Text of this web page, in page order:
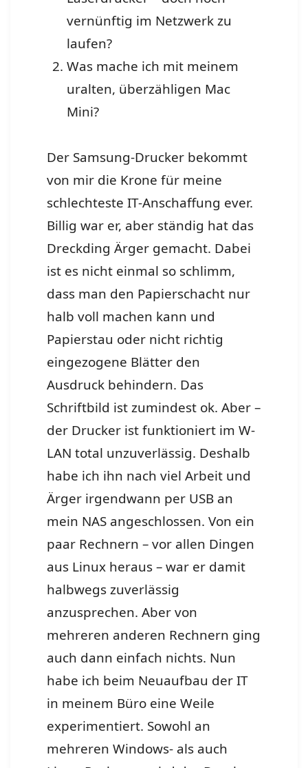
vernünftig im Netzwerk zu
laufen?
Was mache ich mit meinem
uralten, überzähligen Mac
Mini?
Der Samsung-Drucker bekommt
von mir die Krone für meine
schlechteste IT-Anschaffung ever.
Billig war er, aber ständig hat das
Dreckding Ärger gemacht. Dabei
ist es nicht einmal so schlimm,
dass man den Papierschacht nur
halb voll machen kann und
Papierstau oder nicht richtig
eingezogene Blätter den
Ausdruck behindern. Das
Schriftbild ist zumindest ok. Aber –
der Drucker ist funktioniert im W-
LAN total unzuverlässig. Deshalb
habe ich ihn nach viel Arbeit und
Ärger irgendwann per USB an
mein NAS angeschlossen. Von ein
paar Rechnern – vor allen Dingen
aus Linux heraus – war er damit
halbwegs zuverlässig
anzusprechen. Aber von
mehreren anderen Rechnern ging
auch dann einfach nichts. Nun
habe ich beim Neuaufbau der IT
in meinem Büro eine Weile
experimentiert. Sowohl an
mehreren Windows- als auch